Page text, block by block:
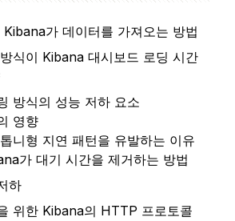
가 데이터를 가져오는 방법
식이 Kibana 대시보드 로딩 시간
방식의 성능 저하 요소
영향
니형 지연 패턴을 유발하는 이유
가 대기 시간을 제거하는 방법
하
위한 Kibana의 HTTP 프로토콜